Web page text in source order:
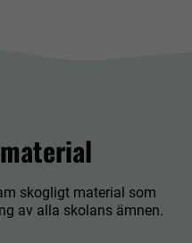
skogligt material som
av alla skolans ämnen.